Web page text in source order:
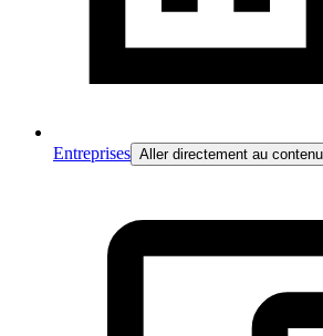
Entreprises Aller directement au contenu